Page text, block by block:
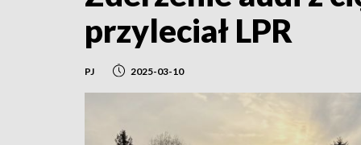
przyleciał LPR
PJ 2025-03-10